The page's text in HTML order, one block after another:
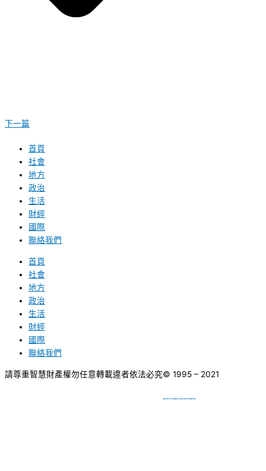
下一篇
首頁
社會
地方
政治
生活
財經
國際
聯絡我們
首頁
社會
地方
政治
生活
財經
國際
聯絡我們
請尊重智慧財產權勿任意轉載違者依法必究© 1995 – 2021